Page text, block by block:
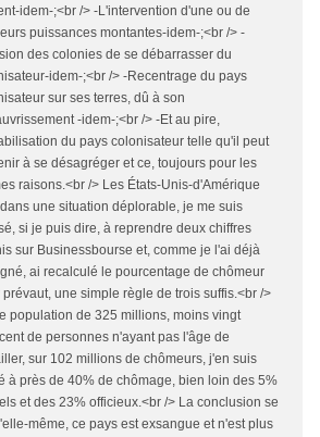
idem-;<br /> -L'intervention d'une ou de
puissances montantes-idem-;<br /> -
des colonies de se débarrasser du
idem-;<br /> -Recentrage du pays
sur ses terres, dû à son
-idem-;<br /> -Et au pire,
du pays colonisateur telle qu'il peut
à se désagréger et ce, toujours pour les
raisons.<br /> Les États-Unis-d'Amérique
une situation déplorable, je me suis
si je puis dire, à reprendre deux chiffres
sur Businessbourse et, comme je l'ai déjà
ai recalculé le pourcentage de chômeur
prévaut, une simple règle de trois suffis.<br />
population de 325 millions, moins vingt
de personnes n'ayant pas l'âge de
sur 102 millions de chômeurs, j'en suis
à près de 40% de chômage, bien loin des 5%
et des 23% officieux.<br /> La conclusion se
même, ce pays est exsangue et n'est plus